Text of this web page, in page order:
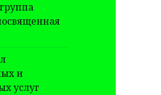
и
услуг